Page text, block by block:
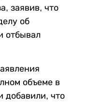
заявив, что
об
отбывал
объеме в
добавили, что